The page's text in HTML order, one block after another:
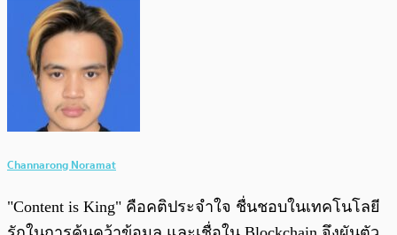
Channarong Noramat
"Content is King" คือคติประจำใจ ชื่นชอบในเทคโนโลยี